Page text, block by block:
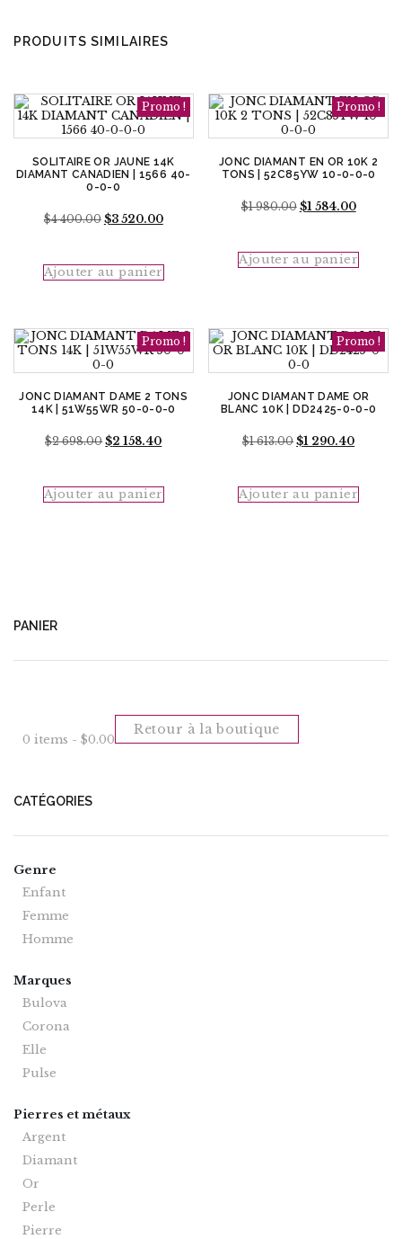
PRODUITS SIMILAIRES
Promo !
SOLITAIRE OR JAUNE 14K
DIAMANT CANADIEN | 1566 40-
0-0-0
$4 400.00 Le
$4
$3 520.00Le
Ajouter au panier
Promo !
JONC DIAMANT EN OR 10K 2
TONS | 52C85YW 10-0-0-0
$1 980.00 Le
$1
$1 584.00Le
$1
Ajouter au panier
Promo !
JONC DIAMANT DAME 2 TONS
14K | 51W55WR 50-0-0-0
$2 698.00Le
$2
$2 158.40Le
$2
Ajouter au panier
Promo !
JONC DIAMANT DAME OR
BLANC 10K | DD2425-0-0-0
$1 613.00Le
$1
$1 290.40Le
$1
Ajouter au panier
PANIER
0 items - $0.00
Retour à la boutique
CATÉGORIES
Genre
Enfant
Femme
Homme
Marques
Bulova
Corona
Elle
Pulse
Pierres et métaux
Argent
Diamant
Or
Perle
Pierre